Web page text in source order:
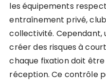
les équipements
entraînement privé,
collectivité. Cependant,
créer des risques à
chaque fixation doit
réception. Ce contrôle